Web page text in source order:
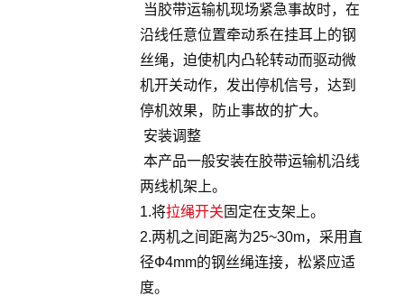
当胶带运输机现场紧急事故时，在
沿线任意位置牵动系在挂耳上的钢
丝绳，迫使机内凸轮转动而驱动微
机开关动作，发出停机信号，达到
停机效果，防止事故的扩大。
安装调整
本产品一般安装在胶带运输机沿线
两线机架上。
1.将拉绳开关 固定在支架上。
2.两机之间距离为25~30m，采用直
径Ф4mm的钢丝绳连接，松紧应适
度。